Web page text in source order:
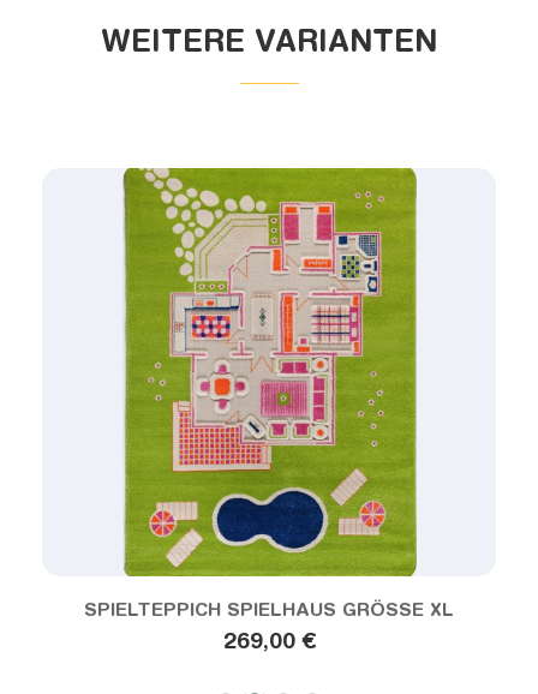
WEITERE VARIANTEN
ANSEHEN
SPIELTEPPICH SPIELHAUS GRÖSSE XL
269,00 €